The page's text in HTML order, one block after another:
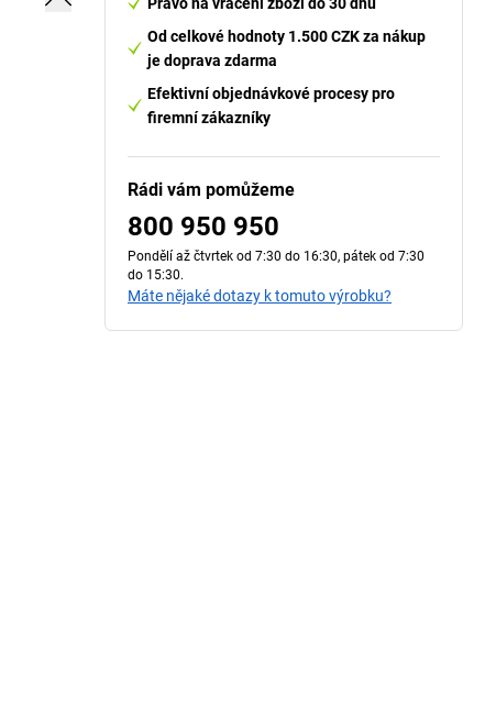
Od celkové hodnoty 1.500 CZK za nákup
je doprava zdarma
Efektivní objednávkové procesy pro
firemní zákazníky
Rádi vám pomůžeme
800 950 950
Pondělí až čtvrtek od 7:30 do 16:30, pátek od 7:30
do 15:30.
Máte nějaké dotazy k tomuto výrobku?